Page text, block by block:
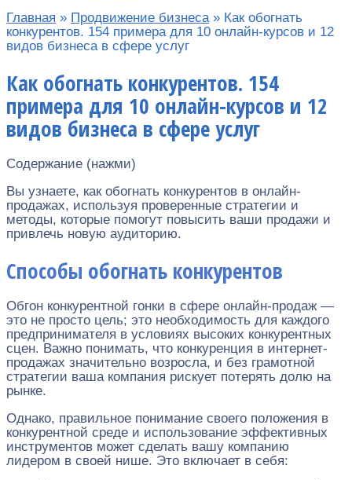
Главная » Продвижение бизнеса » Как обогнать
конкурентов. 154 примера для 10 онлайн-курсов и 12
видов бизнеса в сфере услуг
Как обогнать конкурентов. 154
примера для 10 онлайн-курсов и 12
видов бизнеса в сфере услуг
Содержание (нажми)
Вы узнаете, как обогнать конкурентов в онлайн-
продажах, используя проверенные стратегии и
методы, которые помогут повысить ваши продажи и
привлечь новую аудиторию.
Способы обогнать конкурентов
Обгон конкурентной гонки в сфере онлайн-продаж —
это не просто цель; это необходимость для каждого
предпринимателя в условиях высоких конкурентных
сцен. Важно понимать, что конкуренция в интернет-
продажах значительно возросла, и без грамотной
стратегии ваша компания рискует потерять долю на
рынке.
Однако, правильное понимание своего положения в
конкурентной среде и использование эффективных
инструментов может сделать вашу компанию
лидером в своей нише. Это включает в себя: